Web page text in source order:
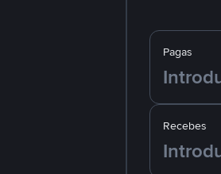
Pagas
Recebes